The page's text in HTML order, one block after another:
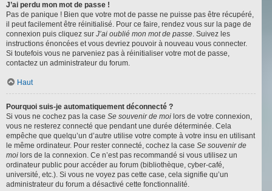
J’ai perdu mon mot de passe !
Pas de panique ! Bien que votre mot de passe ne puisse pas être récupéré,
il peut facilement être réinitialisé. Pour ce faire, rendez vous sur la page de
connexion puis cliquez sur J’ai oublié mon mot de passe. Suivez les
instructions énoncées et vous devriez pouvoir à nouveau vous connecter.
Si toutefois vous ne parveniez pas à réinitialiser votre mot de passe,
contactez un administrateur du forum.
Haut
Pourquoi suis-je automatiquement déconnecté ?
Si vous ne cochez pas la case Se souvenir de moi lors de votre connexion,
vous ne resterez connecté que pendant une durée déterminée. Cela
empêche que quelqu’un d’autre utilise votre compte à votre insu en utilisant
le même ordinateur. Pour rester connecté, cochez la case Se souvenir de
moi lors de la connexion. Ce n’est pas recommandé si vous utilisez un
ordinateur public pour accéder au forum (bibliothèque, cyber-café,
université, etc.). Si vous ne voyez pas cette case, cela signifie qu’un
administrateur du forum a désactivé cette fonctionnalité.